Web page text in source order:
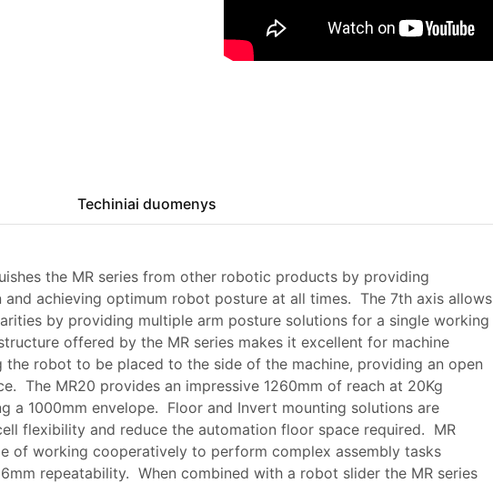
Techiniai duomenys
the MR series from other robotic products by providing
achieving optimum robot posture at all times. The 7th axis allows
by providing multiple arm posture solutions for a single working
offered by the MR series makes it excellent for machine
robot to be placed to the side of the machine, providing an open
The MR20 provides an impressive 1260mm of reach at 20Kg
a 1000mm envelope. Floor and Invert mounting solutions are
flexibility and reduce the automation floor space required. MR
of working cooperatively to perform complex assembly tasks
repeatability. When combined with a robot slider the MR series